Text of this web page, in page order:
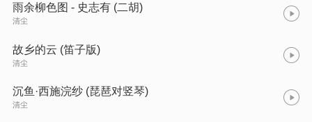
雨余柳色图 - 史志有 (二胡)
清尘
故乡的云 (笛子版)
清尘
沉鱼·西施浣纱 (琵琶对竖琴)
清尘